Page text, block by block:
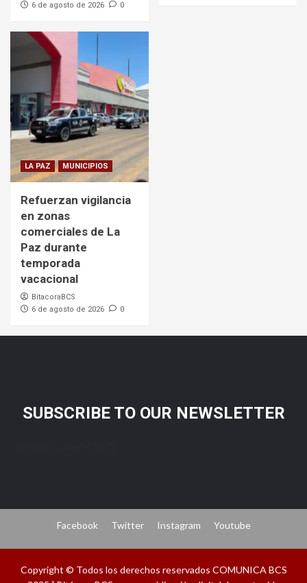
6 de agosto de 2026
0
LA PAZ MUNICIPIOS
Refuerzan vigilancia
en zonas
comerciales de La
Paz durante
temporada
vacacional
BitacoraBCS
6 de agosto de 2026
0
SUBSCRIBE TO OUR NEWSLETTER
Facebook Twitter Instagram Youtube
Copyright © Todos los derechos reservados COMUNICA BCS